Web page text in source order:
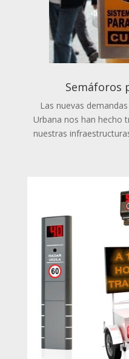
Semáforos
Las nuevas
Urbana nos han hecho
nuestras